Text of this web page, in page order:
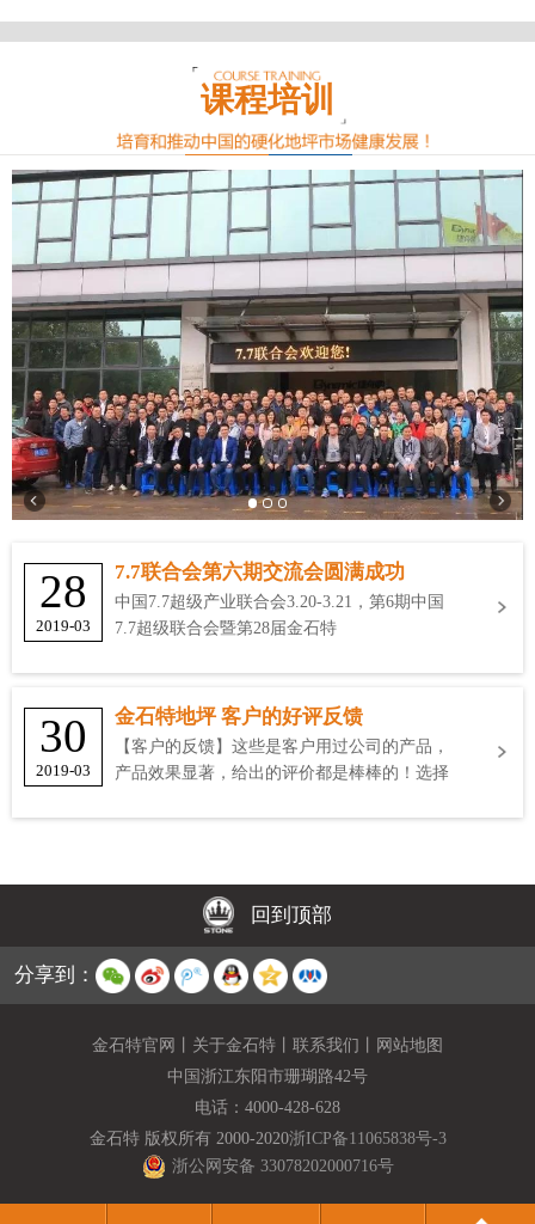
课程培训
28
2019-03
7.7联合会第六期交流会圆满成功
中国7.7超级产业联合会3.20-3.21，第6期中国
7.7超级联合会暨第28届金石特
30
2019-03
金石特地坪 客户的好评反馈
【客户的反馈】这些是客户用过公司的产品，
产品效果显著，给出的评价都是棒棒的！选择
回到顶部
分享到：
金石特官网 关于金石特 联系我们
网站地图
中国浙江东阳市珊瑚路42号
电话： 4000-428-628
金石特 版权所有 2000-2020浙ICP备11065838号-3
浙公网安备 33078202000716号